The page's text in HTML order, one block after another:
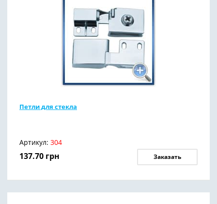
Петли для стекла
Артикул: 304
137.70 грн Заказать